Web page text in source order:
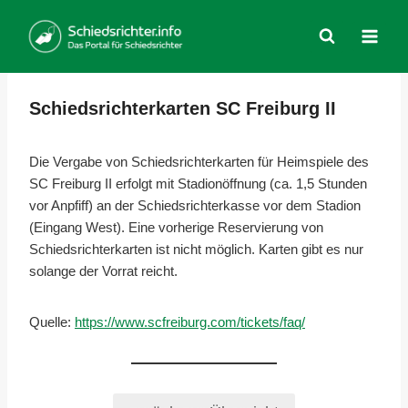
Inhalt
springen
Schiedsrichterkarten SC Freiburg II
Die Vergabe von Schiedsrichterkarten für Heimspiele des
SC Freiburg II erfolgt mit Stadionöffnung (ca. 1,5 Stunden
vor Anpfiff) an der Schiedsrichterkasse vor dem Stadion
(Eingang West). Eine vorherige Reservierung von
Schiedsrichterkarten ist nicht möglich. Karten gibt es nur
solange der Vorrat reicht.
Quelle: https://www.scfreiburg.com/tickets/faq/